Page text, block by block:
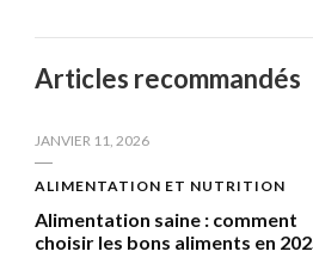
Articles recommandés
JANVIER 11, 2026
ALIMENTATION ET NUTRITION
Alimentation saine : comment
choisir les bons aliments en